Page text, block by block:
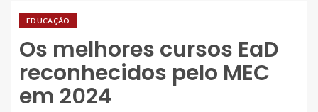
EDUCAÇÃO
Os melhores cursos EaD
reconhecidos pelo MEC
em 2024